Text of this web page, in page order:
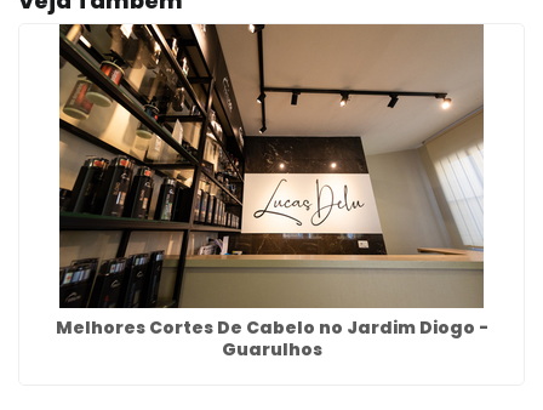
Melhores Cortes De Cabelo no Jardim Diogo -
Guarulhos